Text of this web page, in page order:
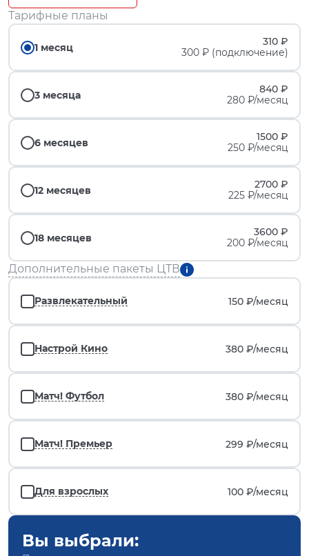
Тарифные планы
1 месяц
310 ₽
300 ₽ (подключение)
3 месяца
840 ₽
280 ₽/месяц
6 месяцев
1500 ₽
250 ₽/месяц
12 месяцев
2700 ₽
225 ₽/месяц
18 месяцев
3600 ₽
200 ₽/месяц
Дополнительные пакеты ЦТВ
Развлекательный 150 ₽/месяц
Настрой Кино 380 ₽/месяц
Матч! Футбол 380 ₽/месяц
Матч! Премьер 299 ₽/месяц
Для взрослых 100 ₽/месяц
Вы выбрали: